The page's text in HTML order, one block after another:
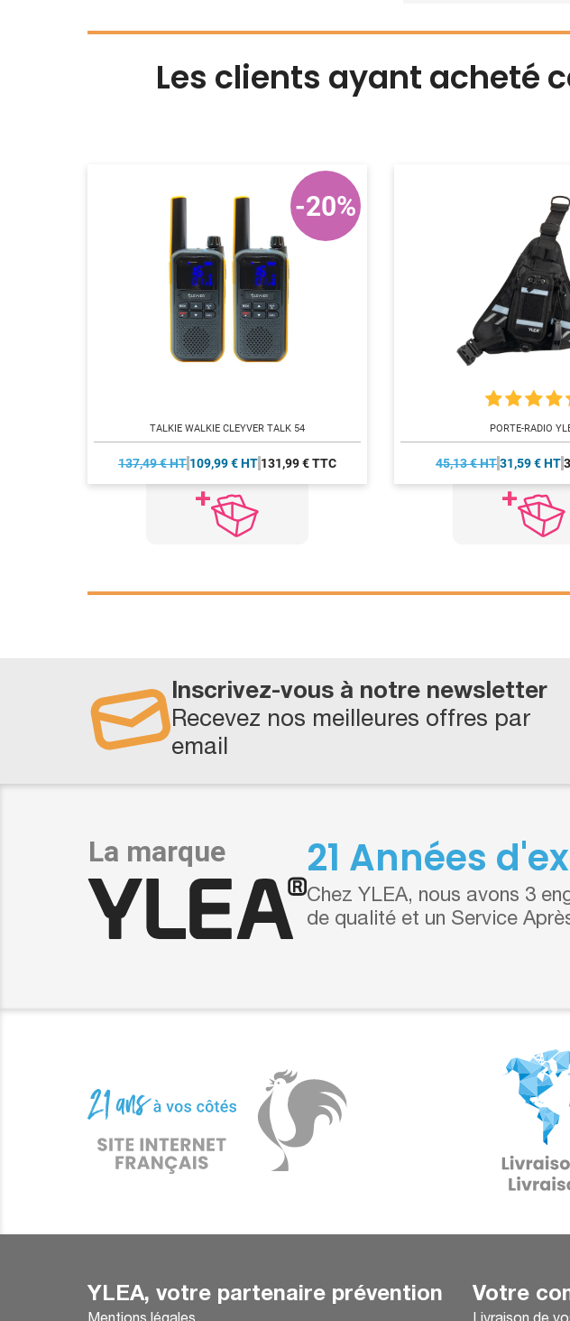
Les clients ayant acheté
TALKIE WALKIE CLEYVER TALK 54
137,49 € HT 109,99 € HT 131,99 € TTC
-20%
PORTE-RADIO
45,13 € HT31,59 € HT
Inscrivez-vous à notre newsletter
Recevez nos meilleures offres par
email
21 Années
Chez YLEA, nous avons 3
de qualité et un Service
YLEA, votre partenaire prévention Votre